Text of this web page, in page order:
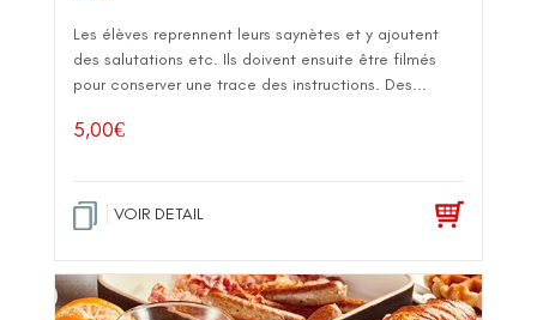
Les élèves reprennent leurs saynètes et y ajoutent
des salutations etc. Ils doivent ensuite être filmés
pour conserver une trace des instructions. Des...
5,00€
VOIR DETAIL